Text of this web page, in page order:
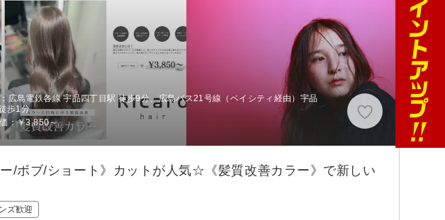
広島電鉄各線 宇品四丁目駅 徒歩9分、広島バス21号線（ベイシティ経由）宇品
歩1分
：￥3,850～
/ボブ/ショート》カットが人気☆《髪質改善カラー》で新しい
ズ歓迎